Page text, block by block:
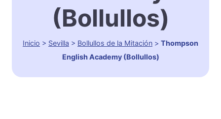
(Bollullos)
Inicio > Sevilla > Bollullos de la Mitación > Thompson
English Academy (Bollullos)